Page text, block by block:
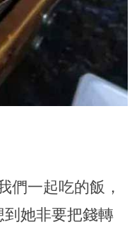
們一起吃的飯，
她非要把錢轉